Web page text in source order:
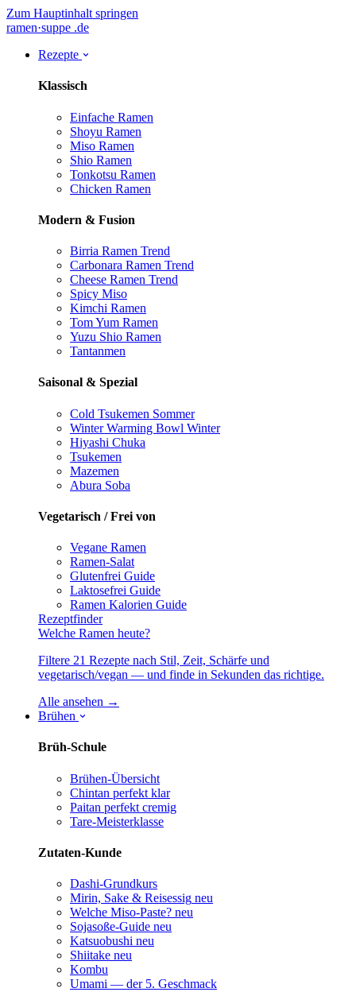
Zum Hauptinhalt springen
ramen·suppe .de
Rezepte
Klassisch
Einfache Ramen
Shoyu Ramen
Miso Ramen
Shio Ramen
Tonkotsu Ramen
Chicken Ramen
Modern & Fusion
Birria Ramen Trend
Carbonara Ramen Trend
Cheese Ramen Trend
Spicy Miso
Kimchi Ramen
Tom Yum Ramen
Yuzu Shio Ramen
Tantanmen
Saisonal & Spezial
Cold Tsukemen Sommer
Winter Warming Bowl Winter
Hiyashi Chuka
Tsukemen
Mazemen
Abura Soba
Vegetarisch / Frei von
Vegane Ramen
Ramen-Salat
Glutenfrei Guide
Laktosefrei Guide
Ramen Kalorien Guide
Rezeptfinder
Welche Ramen heute?
Filtere 21 Rezepte nach Stil, Zeit, Schärfe und
vegetarisch/vegan — und finde in Sekunden das richtige.
Alle ansehen →
Brühen
Brüh-Schule
Brühen-Übersicht
Chintan perfekt klar
Paitan perfekt cremig
Tare-Meisterklasse
Zutaten-Kunde
Dashi-Grundkurs
Mirin, Sake & Reisessig neu
Welche Miso-Paste? neu
Sojasoße-Guide neu
Katsuobushi neu
Shiitake neu
Kombu
Umami — der 5. Geschmack